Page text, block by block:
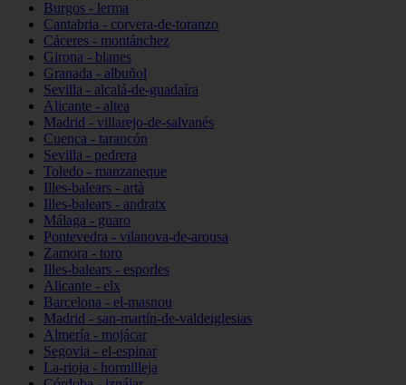
Burgos - lerma
Cantabria - corvera-de-toranzo
Cáceres - montánchez
Girona - blanes
Granada - albuñol
Sevilla - alcalá-de-guadaíra
Alicante - altea
Madrid - villarejo-de-salvanés
Cuenca - tarancón
Sevilla - pedrera
Toledo - manzaneque
Illes-balears - artà
Illes-balears - andratx
Málaga - guaro
Pontevedra - vilanova-de-arousa
Zamora - toro
Illes-balears - esporles
Alicante - elx
Barcelona - el-masnou
Madrid - san-martín-de-valdeiglesias
Almería - mojácar
Segovia - el-espinar
La-rioja - hormilleja